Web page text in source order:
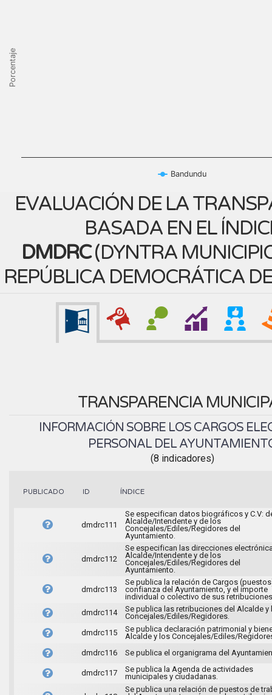
Porcentaje
Bandundu
EVALUACIÓN DE LA
BASADA EN EL
DMDRC(DYNTRA
REPÚBLICA DEMOCRÁTICA
TRANSPARENCIA
INFORMACIÓN SOBRE LOS CARGOS
PERSONAL DEL
(8 indicadores)
PUBLICADO ID ÍNDICE
dmdrc111
Se especifican datos biográficos y C.V:
Alcalde/Intendente y de los
Concejales/Ediles/Regidores del
Ayuntamiento.
dmdrc112
Se especifican las direcciones
Alcalde/Intendente y de los
Concejales/Ediles/Regidores del
Ayuntamiento.
dmdrc113
Se publica la relación de Cargos
confianza del Ayuntamiento, y el importe
individual o colectivo de sus
dmdrc114
Se publica las retribuciones del Alcalde y
Concejales/Ediles/Regidores.
dmdrc115
Se publica declaración patrimonial y
Alcalde y los Concejales/Ediles/
dmdrc116
Se publica el organigrama del
dmdrc117
Se publica la Agenda de actividades
municipales y ciudadanas.
Se publica una relación de puestos de